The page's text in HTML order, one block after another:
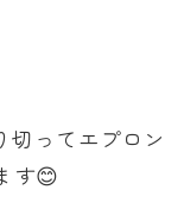
切ってエプロン
す😊